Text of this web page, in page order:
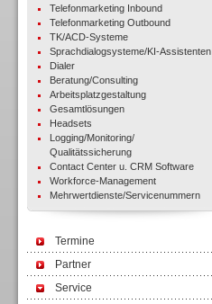
Telefonmarketing Inbound
Telefonmarketing Outbound
TK/ACD-Systeme
Sprachdialogsysteme/KI-Assistenten
Dialer
Beratung/Consulting
Arbeitsplatzgestaltung
Gesamtlösungen
Headsets
Logging/Monitoring/
Qualitätssicherung
Contact Center u. CRM Software
Workforce-Management
Mehrwertdienste/Servicenummern
Termine
Partner
Service